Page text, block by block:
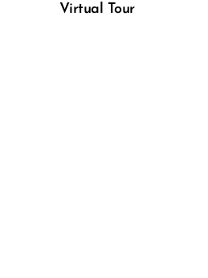
Virtual Tour